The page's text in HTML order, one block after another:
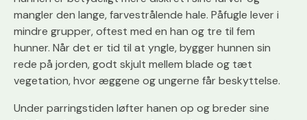
mangler den lange, farvestrålende hale. Påfugle lever i
mindre grupper, oftest med en han og tre til fem
hunner. Når det er tid til at yngle, bygger hunnen sin
rede på jorden, godt skjult mellem blade og tæt
vegetation, hvor æggene og ungerne får beskyttelse.
Under parringstiden løfter hanen op og breder sine